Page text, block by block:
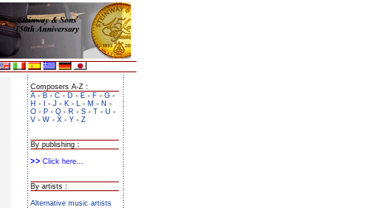
Composers A-Z :
A - B - C - D - E - F - G -
H - - J - K - L - M - N -
O - P - Q - R - S - T - U -
V - W - X - Y - Z
By publishing :
Click here...
By artists :
Alternative music artists